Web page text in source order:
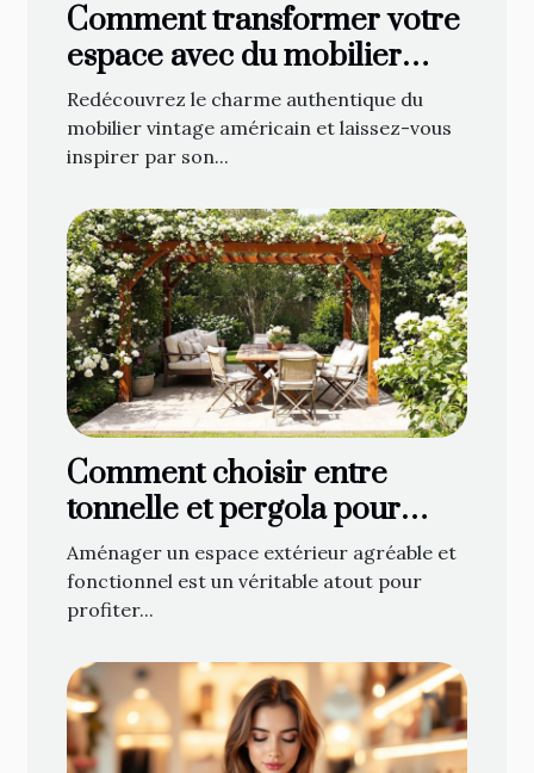
Comment transformer votre
espace avec du mobilier
vintage américain ?
Redécouvrez le charme authentique du
mobilier vintage américain et laissez-vous
inspirer par son...
Comment choisir entre
tonnelle et pergola pour
optimiser votre espace
extérieur ?
Aménager un espace extérieur agréable et
fonctionnel est un véritable atout pour
profiter...